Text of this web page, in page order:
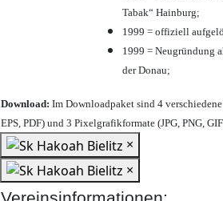
Tabak“ Hainburg;
1999 = offiziell
1999 = Neugründung
der Donau;
Download: Im Downloadpaket sind 4
EPS, PDF) und 3 Pixelgrafikformate (JPG, PNG,
×
×